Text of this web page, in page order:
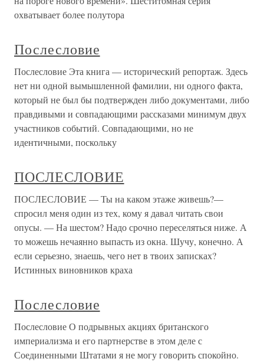
охватывает более полутора
Послесловие
Послесловие Эта книга — исторический репортаж. Здесь
нет ни одной вымышленной фамилии, ни одного факта,
который не был бы подтвержден либо документами, либо
правдивыми и совпадающими рассказами минимум двух
участников событий. Совпадающими, но не
идентичными, поскольку
ПОСЛЕСЛОВИЕ
ПОСЛЕСЛОВИЕ — Ты на каком этаже живешь?—
спросил меня один из тех, кому я давал читать свои
опусы. — На шестом? Надо срочно переселяться ниже. А
то можешь нечаянно выпасть из окна. Шучу, конечно. А
если серьезно, знаешь, чего нет в твоих записках?
Истинных виновников краха
Послесловие
Послесловие О подрывных акциях британского
империализма и его партнерстве в этом деле с
Соединенными Штатами я не могу говорить спокойно.